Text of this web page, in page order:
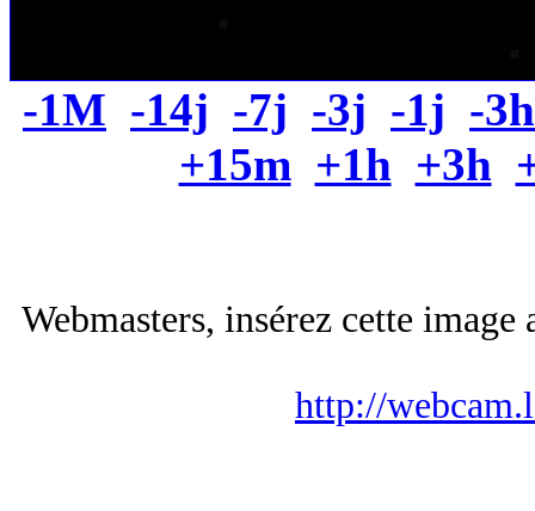
-1M -14j -7j -3j -1j -3h
+15m +1h +3h
Webmasters, insérez cette
http://